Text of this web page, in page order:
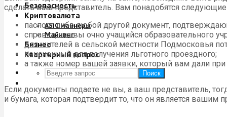
Безопасность
Криптовалюта
ASIC майнеры
Майнинг
Бизнес
Квартирный вопрос
Поиск
сделать ваш представитель. Вам понадобятся
паспорт либо любой другой документ,
справка, что вы очно учащийся образовательного
для жителей в сельской местности Подмосковья
пенсионный для получения льготного проездного;
а также номер вашей заявки, который вам дали при
Если документы подаете не вы, а ваш представитель,
и бумага, которая подтвердит то, что он является вашим